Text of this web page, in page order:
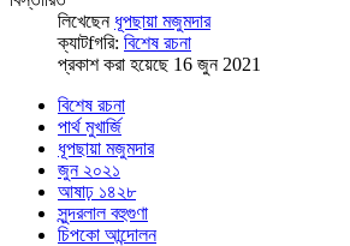
লিখেছেন ধূপছায়া মজুমদার
ক্যাটfগরি: বিশেষ রচনা
প্রকাশ করা হয়েছে 16 জুন 2021
বিশেষ রচনা
পার্থ মুখার্জি
ধূপছায়া মজুমদার
জুন ২০২১
আষাঢ় ১৪২৮
সুন্দরলাল বহুগুণা
চিপকো আন্দোলন